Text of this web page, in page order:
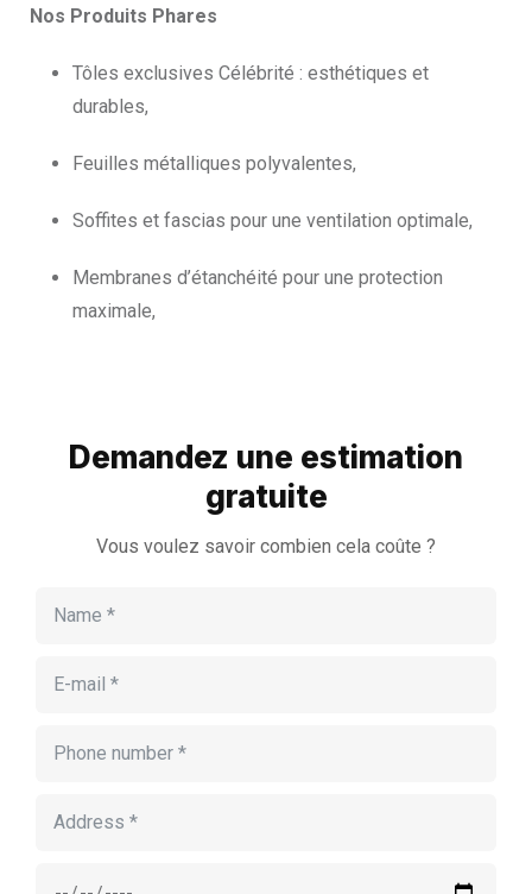
Nos Produits Phares
Tôles exclusives Célébrité : esthétiques et
durables,
Feuilles métalliques polyvalentes,
Soffites et fascias pour une ventilation optimale,
Membranes d’étanchéité pour une protection
maximale,
Demandez une estimation
gratuite
Vous voulez savoir combien cela coûte ?